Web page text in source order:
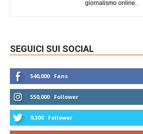
giornalismo online.
SEGUICI SUI SOCIAL
540,000 Fans
550,000 Follower
9,300 Follower